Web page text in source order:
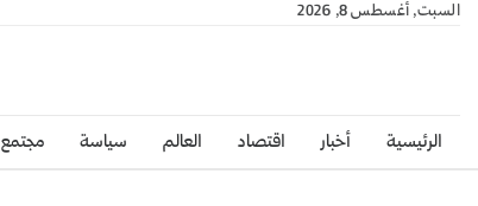
السبت, أغسطس 8, 2026
الرئيسية أخبار اقتصاد العالم سياسة مجتمع